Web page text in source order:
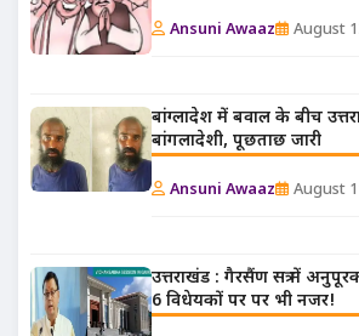
Ansuni Awaaz August
बांग्लादेश में बवाल के बीच
बांगलादेशी, पूछताछ जारी
Ansuni Awaaz August
उत्तराखंड : गैरसैंण सत्र में
6 विधेयकों पर पर भी नजर!